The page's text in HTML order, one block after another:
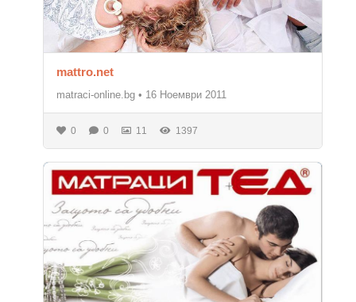
mattro.net
matraci-online.bg • 16 Ноември 2011
0 0 11 1397